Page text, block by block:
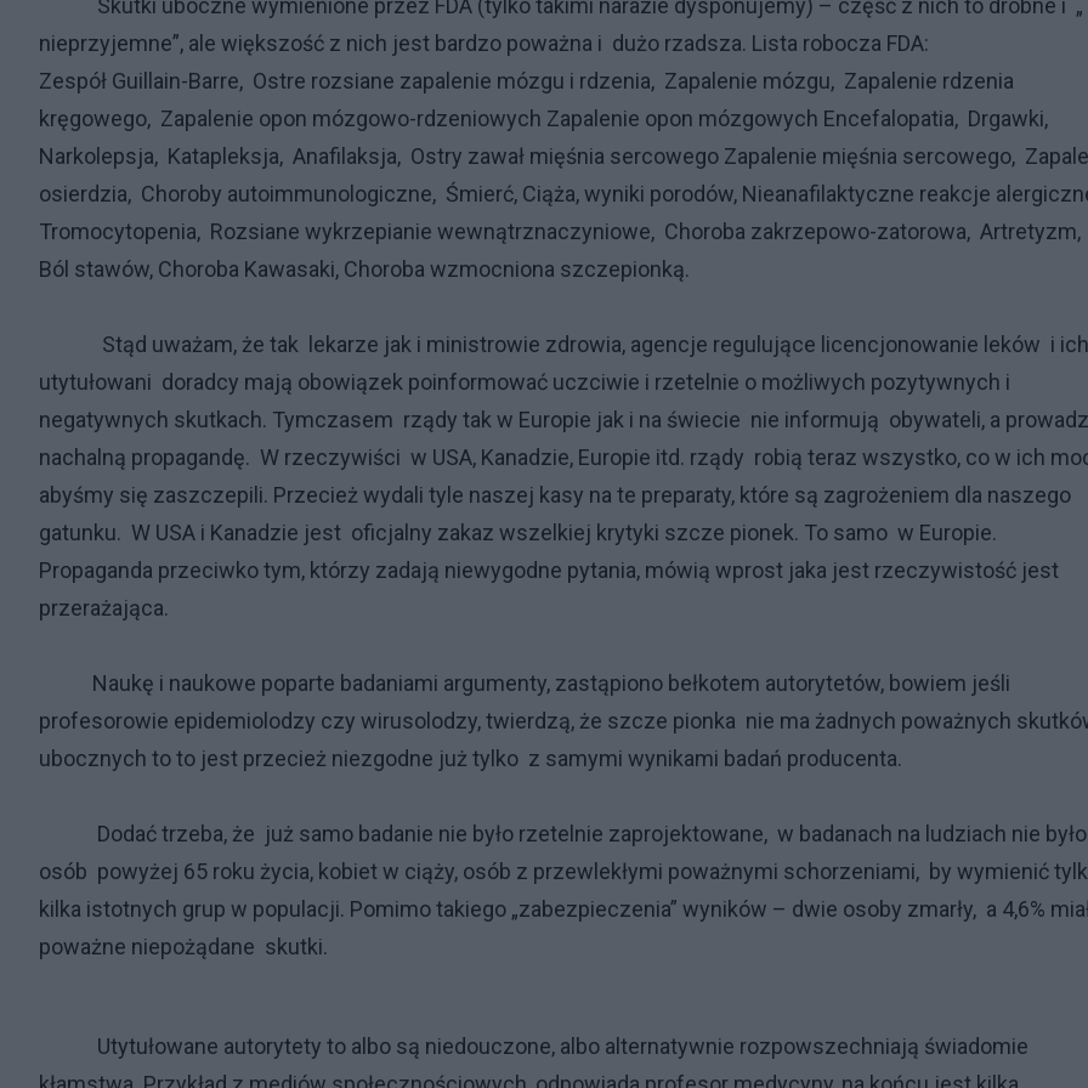
Skutki uboczne wymienione przez FDA (tylko takimi narazie dysponujemy) – część z nich to drobne i „
nieprzyjemne”, ale większość z nich jest bardzo poważna i dużo rzadsza. Lista robocza FDA:
Zespół Guillain-Barre, Ostre rozsiane zapalenie mózgu i rdzenia, Zapalenie mózgu, Zapalenie rdzenia
kręgowego, Zapalenie opon mózgowo-rdzeniowych Zapalenie opon mózgowych Encefalopatia, Drgawki,
Narkolepsja, Katapleksja, Anafilaksja, Ostry zawał mięśnia sercowego Zapalenie mięśnia sercowego,
osierdzia, Choroby autoimmunologiczne, Śmierć, Ciąża, wyniki porodów, Nieanafilaktyczne reakcje
Tromocytopenia, Rozsiane wykrzepianie wewnątrznaczyniowe, Choroba zakrzepowo-zatorowa, Artretyzm,
Ból stawów, Choroba Kawasaki, Choroba wzmocniona szczepionką.
Stąd uważam, że tak lekarze jak i ministrowie zdrowia, agencje regulujące licencjonowanie leków i ich
utytułowani doradcy mają obowiązek poinformować uczciwie i rzetelnie o możliwych pozytywnych i
negatywnych skutkach. Tymczasem rządy tak w Europie jak i na świecie nie informują obywateli, a
nachalną propagandę. W rzeczywiści w USA, Kanadzie, Europie itd. rządy robią teraz wszystko, co w ich
abyśmy się zaszczepili. Przecież wydali tyle naszej kasy na te preparaty, które są zagrożeniem dla naszego
gatunku. W USA i Kanadzie jest oficjalny zakaz wszelkiej krytyki szcze pionek. To samo w Europie.
Propaganda przeciwko tym, którzy zadają niewygodne pytania, mówią wprost jaka jest rzeczywistość jest
przerażająca.
Naukę i naukowe poparte badaniami argumenty, zastąpiono bełkotem autorytetów, bowiem jeśli
profesorowie epidemiolodzy czy wirusolodzy, twierdzą, że szcze pionka nie ma żadnych poważnych
ubocznych to to jest przecież niezgodne już tylko z samymi wynikami badań producenta.
Dodać trzeba, że już samo badanie nie było rzetelnie zaprojektowane, w badanach na ludziach nie było
osób powyżej 65 roku życia, kobiet w ciąży, osób z przewlekłymi poważnymi schorzeniami, by wymienić
kilka istotnych grup w populacji. Pomimo takiego „zabezpieczenia” wyników – dwie osoby zmarły, a 4,6%
poważne niepożądane skutki.
Utytułowane autorytety to albo są niedouczone, albo alternatywnie rozpowszechniają świadomie